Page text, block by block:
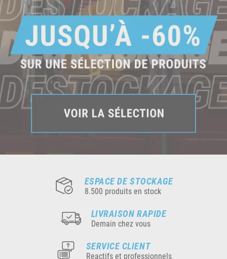
ESPACE DE STOCKAGE
8.500 produits en stock
LIVRAISON RAPIDE
Demain chez vous
SERVICE CLIENT
Reactifs et professionnels